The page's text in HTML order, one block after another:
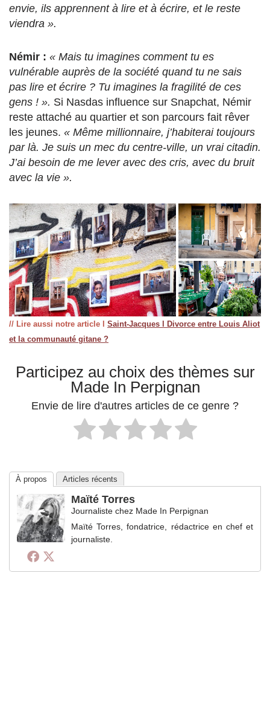
envie, ils apprennent à lire et à écrire, et le reste
viendra ».
Némir : « Mais tu imagines comment tu es
vulnérable auprès de la société quand tu ne sais
pas lire et écrire ? Tu imagines la fragilité de ces
gens ! ». Si Nasdas influence sur Snapchat, Némir
reste attaché au quartier et son parcours fait rêver
les jeunes. « Même millionnaire, j’habiterai toujours
par là. Je suis un mec du centre-ville, un vrai citadin.
J’ai besoin de me lever avec des cris, avec du bruit
avec la vie ».
// Lire aussi notre article l Saint-Jacques l Divorce entre Louis Aliot
et la communauté gitane ?
Participez au choix des thèmes sur
Made In Perpignan
Envie de lire d'autres articles de ce genre ?
À propos Articles récents
Maïté Torres
Journaliste chez Made In Perpignan
Maïté Torres, fondatrice, rédactrice en chef et
journaliste.